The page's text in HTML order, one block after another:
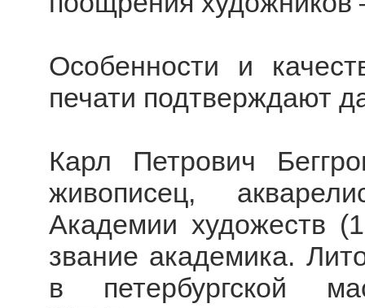
Особенности и
печати подтверждают
Карл Петрович
живописец,
Академии художеств
звание академика.
в петербургской